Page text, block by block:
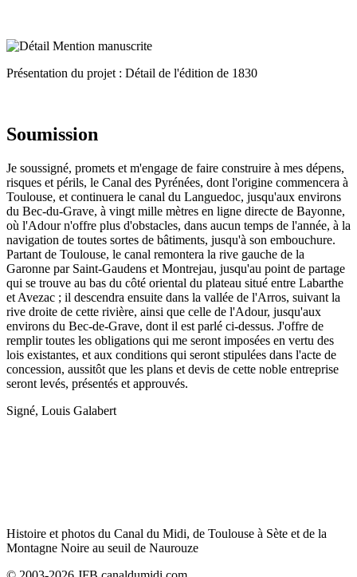
Présentation du projet : Détail de l'édition de 1830
Soumission
Je soussigné, promets et m'engage de faire construire à mes dépens,
risques et périls, le Canal des Pyrénées, dont l'origine commencera à
Toulouse, et continuera le canal du Languedoc, jusqu'aux environs
du Bec-du-Grave, à vingt mille mètres en ligne directe de Bayonne,
où l'Adour n'offre plus d'obstacles, dans aucun temps de l'année, à la
navigation de toutes sortes de bâtiments, jusqu'à son embouchure.
Partant de Toulouse, le canal remontera la rive gauche de la
Garonne par Saint-Gaudens et Montrejau, jusqu'au point de partage
qui se trouve au bas du côté oriental du plateau situé entre Labarthe
et Avezac ; il descendra ensuite dans la vallée de l'Arros, suivant la
rive droite de cette rivière, ainsi que celle de l'Adour, jusqu'aux
environs du Bec-de-Grave, dont il est parlé ci-dessus. J'offre de
remplir toutes les obligations qui me seront imposées en vertu des
lois existantes, et aux conditions qui seront stipulées dans l'acte de
concession, aussitôt que les plans et devis de cette noble entreprise
seront levés, présentés et approuvés.
Signé, Louis Galabert
Histoire et photos du Canal du Midi, de Toulouse à Sète et de la
Montagne Noire au seuil de Naurouze